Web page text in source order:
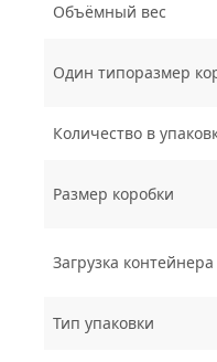
Объёмный вес
Один типоразмер
Количество в
Размер коробки
Загрузка контейнера
Тип упаковки